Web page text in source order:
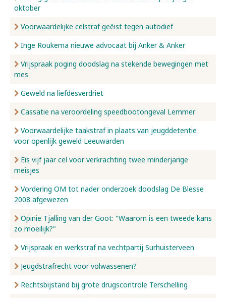
oktober
Voorwaardelijke celstraf geëist tegen autodief
Inge Roukema nieuwe advocaat bij Anker & Anker
Vrijspraak poging doodslag na stekende bewegingen met
mes
Geweld na liefdesverdriet
Cassatie na veroordeling speedbootongeval Lemmer
Voorwaardelijke taakstraf in plaats van jeugddetentie
voor openlijk geweld Leeuwarden
Eis vijf jaar cel voor verkrachting twee minderjarige
meisjes
Vordering OM tot nader onderzoek doodslag De Blesse
2008 afgewezen
Opinie Tjalling van der Goot: "Waarom is een tweede kans
zo moeilijk?"
Vrijspraak en werkstraf na vechtpartij Surhuisterveen
Jeugdstrafrecht voor volwassenen?
Rechtsbijstand bij grote drugscontrole Terschelling